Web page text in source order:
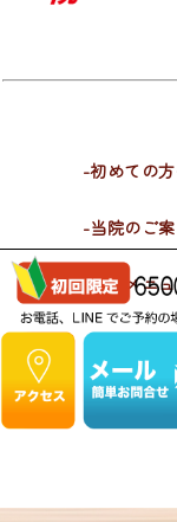
-初めての
-当院のご
-施術メニ
-喜びの声
-施術料金